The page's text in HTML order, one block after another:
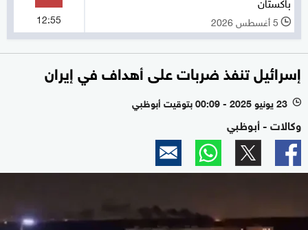
l 5 أغسطس 2026 12:55
إسرائيل تنفذ ضربات على أهداف في إيران
l 23 يونيو 2025 - 00:09 بتوقيت أبوظبي
وكالات - أبوظبي